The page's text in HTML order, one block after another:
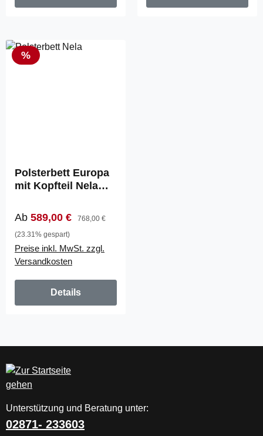
Rabatt
%
Polsterbett Europa
mit Kopfteil Nela
Verkaufspreis:
Ab 589,00 € Regulärer Preis:
768,00 €
(23.31% gespart)
Preise inkl. MwSt. zzgl.
Versandkosten
Details
Unterstützung und Beratung unter:
02871- 233603